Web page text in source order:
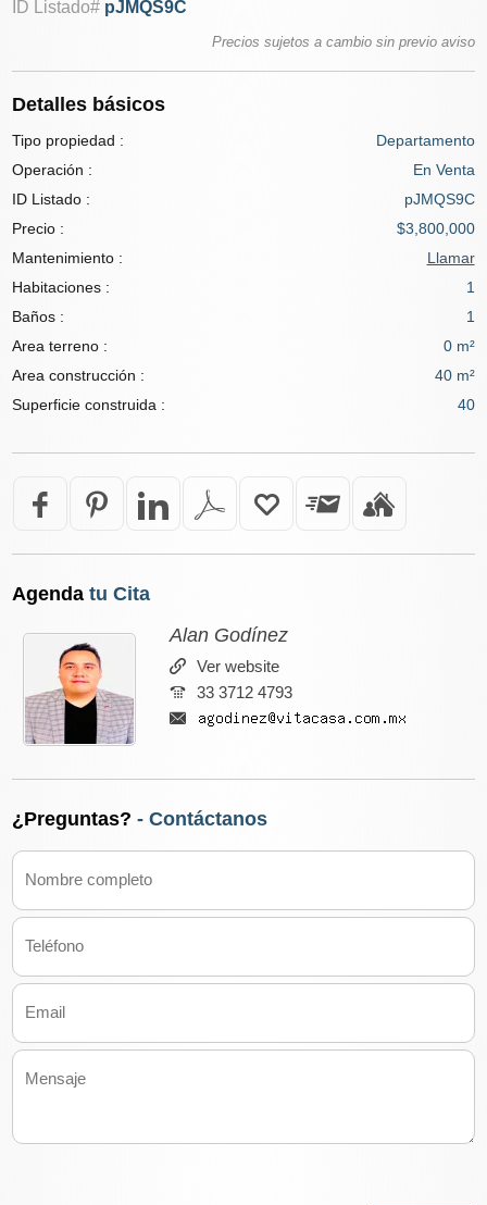
ID Listado# pJMQS9C
Precios sujetos a cambio sin previo aviso
Detalles básicos
Tipo propiedad :
Departamento
Operación :
En Venta
ID Listado :
pJMQS9C
Precio :
$3,800,000
Mantenimiento :
Llamar
Habitaciones :
1
Baños :
1
Area terreno :
0 m²
Area construcción :
40 m²
Superficie construida :
40
Agenda tu Cita
Alan Godínez
Ver website
33 3712 4793
¿Preguntas? - Contáctanos